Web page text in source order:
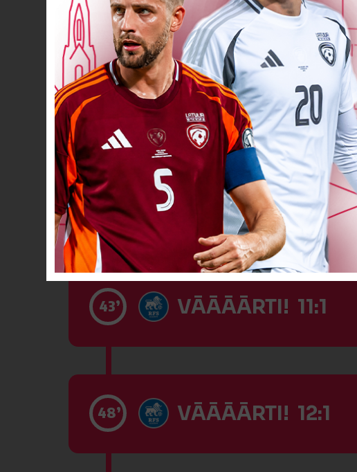
30’ VĀĀĀĀRTI! 9:1
37’ VĀĀĀĀRTI! 10:1
43’ VĀĀĀĀRTI! 11:1
48’ VĀĀĀĀRTI! 12:1